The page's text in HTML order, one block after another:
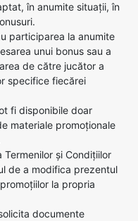
în anumite situații, în
participarea la anumite
unui bonus sau a
de către jucător a
specifice fiecărei
fi disponibile doar
materiale promoționale
și Condițiilor
de a modifica prezentul
la propria
documente